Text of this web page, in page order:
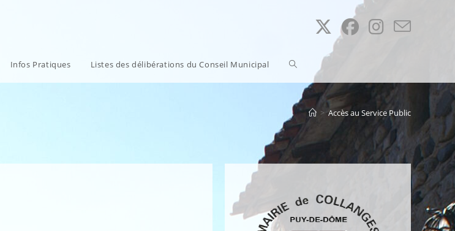
Infos Pratiques Listes des délibérations du Conseil Municipal Toggle
website
> Accès au Service Public